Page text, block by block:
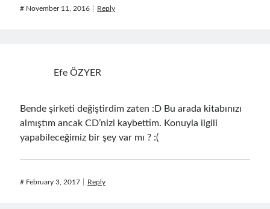
Search Engine(7)
Test Driven Development(4)
Uncategorized(2)
WPF(2)
# November 11, 2016 Reply
Efe ÖZYER
Bende şirketi değiştirdim zaten :D Bu arada kitabınızı
almıştım ancak CD’nizi kaybettim. Konuyla ilgili
yapabileceğimiz bir şey var mı ? :(
# February 3, 2017 Reply